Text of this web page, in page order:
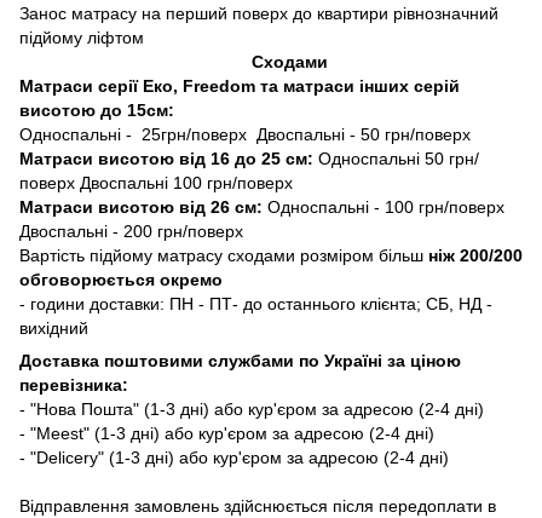
Занос матрасу на перший поверх до квартири рівнозначний
підйому ліфтом
Сходами
Матраси серії Еко, Freedom та матраси інших серій
висотою до 15см:
Односпальні - 25грн/поверх Двоспальні - 50 грн/поверх
Матраси висотою від 16 до 25 см: Односпальні 50 грн/
поверх Двоспальні 100 грн/поверх
Матраси висотою від 26 см: Односпальні - 100 грн/поверх
Двоспальні - 200 грн/поверх
Вартість підйому матрасу сходами розміром більш ніж 200/200
обговорюється окремо
- години доставки: ПН - ПТ- до останнього клієнта; СБ, НД -
вихідний
Доставка поштовими службами по Україні за ціною
перевізника:
- "Нова Пошта" (1-3 дні) або кур'єром за адресою (2-4 дні)
- "Meest" (1-3 дні) або кур'єром за адресою (2-4 дні)
- "Delicery" (1-3 дні) або кур'єром за адресою (2-4 дні)
Відправлення замовлень здійснюється після передоплати в